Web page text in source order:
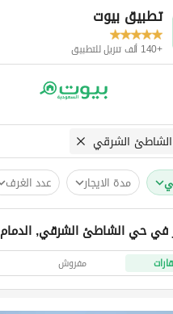
تطبيق بيوت
+140 ألف تنزيل للتطبيق
الشاطئ الشرقي
مدة الايجار عدد الغرف
في حي الشاطئ الشرقي, الدمام
مفروش